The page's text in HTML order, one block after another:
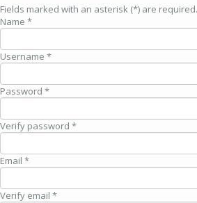
Fields marked with an asterisk (*) are required.
Name *
Username *
Password *
Verify password *
Email *
Verify email *